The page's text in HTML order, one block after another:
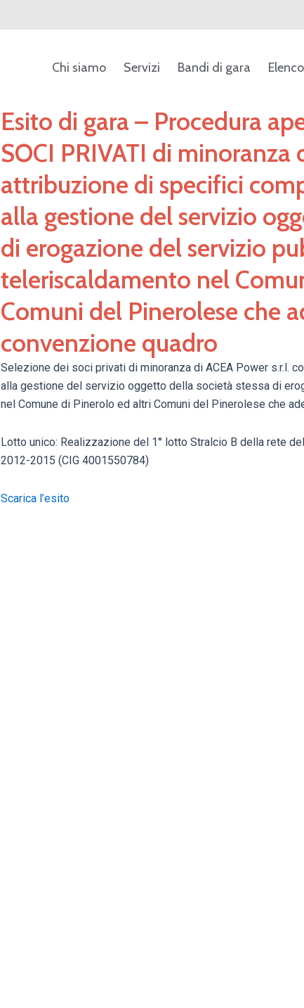
Chi siamo Servizi Bandi di gara
Esito di gara – Procedura
SOCI PRIVATI di minoranza
attribuzione di specifici
alla gestione del servizio
di erogazione del servizio
teleriscaldamento nel
Comuni del Pinerolese che
convenzione quadro
Selezione dei soci privati di minoranza di ACEA Power s.r.l.
alla gestione del servizio oggetto della società stessa di
nel Comune di Pinerolo ed altri Comuni del Pinerolese che
Lotto unico: Realizzazione del 1° lotto Stralcio B della rete
2012-2015 (CIG 4001550784)
Scarica l’esito